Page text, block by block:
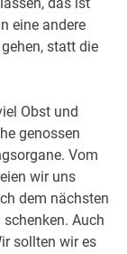
eine andere
statt die
Obst und
genossen
Vom
wir uns
dem nächsten
Auch
sollten wir es